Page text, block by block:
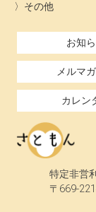
その他
お知
メルマ
カレン
特定非営
〒669-